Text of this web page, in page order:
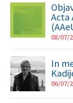
Acta
08/07/
In
06/07/